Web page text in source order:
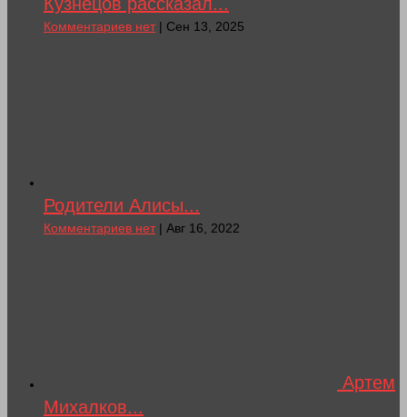
Комментариев нет| Сен 13, 2025
Родители Алисы...
Комментариев нет| Авг 16, 2022
Артем
Михалков...